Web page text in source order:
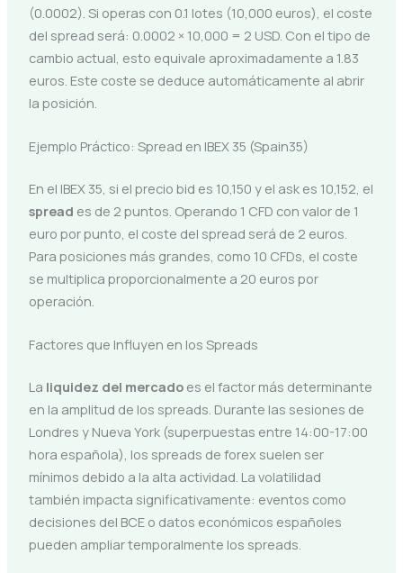
(0.0002). Si operas con 0.1 lotes (10,000 euros), el coste
del spread será: 0.0002 × 10,000 = 2 USD. Con el tipo de
cambio actual, esto equivale aproximadamente a 1.83
euros. Este coste se deduce automáticamente al abrir
la posición.
Ejemplo Práctico: Spread en IBEX 35 (Spain35)
En el IBEX 35, si el precio bid es 10,150 y el ask es 10,152, el
spread es de 2 puntos. Operando 1 CFD con valor de 1
euro por punto, el coste del spread será de 2 euros.
Para posiciones más grandes, como 10 CFDs, el coste
se multiplica proporcionalmente a 20 euros por
operación.
Factores que Influyen en los Spreads
La liquidez del mercadoes el factor más determinante
en la amplitud de los spreads. Durante las sesiones de
Londres y Nueva York (superpuestas entre 14:00-17:00
hora española), los spreads de forex suelen ser
mínimos debido a la alta actividad. La volatilidad
también impacta significativamente: eventos como
decisiones del BCE o datos económicos españoles
pueden ampliar temporalmente los spreads.